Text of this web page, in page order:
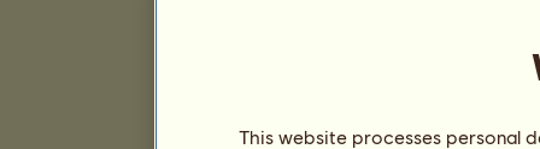
This website processes personal